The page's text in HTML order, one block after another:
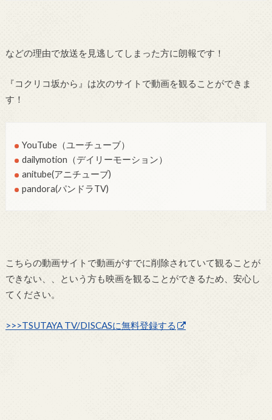
などの理由で放送を見逃してしまった方に朗報です！
『コクリコ坂から』は次のサイトで動画を観ることができま
す！
YouTube（ユーチューブ）
dailymotion（デイリーモーション）
anitube(アニチューブ)
pandora(パンドラTV)
こちらの動画サイトで動画がすでに削除されていて観ることが
できない、、という方も映画を観ることができるため、安心し
てください。
>>>TSUTAYA TV/DISCASに無料登録する